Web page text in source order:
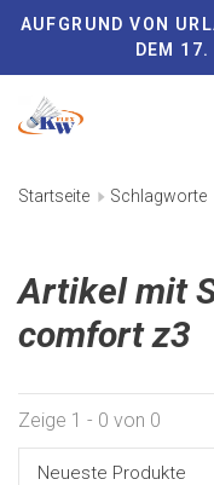
AUFGRUND VON
DEM
Startseite Schlagworte
Artikel mit
comfort z3
Zeige 1 - 0 von 0
Neueste Produkte